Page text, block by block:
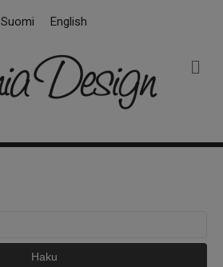
Suomi English
k
Haku